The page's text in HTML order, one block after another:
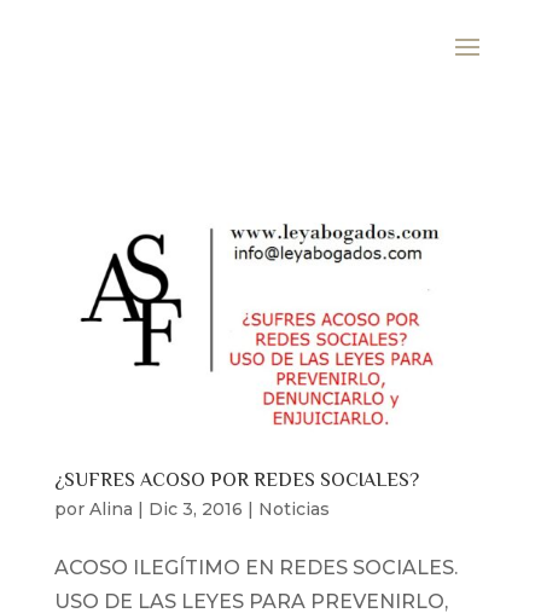
¿SUFRES ACOSO POR REDES SOCIALES?
por Alina | Dic 3, 2016 | Noticias
ACOSO ILEGÍTIMO EN REDES SOCIALES.
USO DE LAS LEYES PARA PREVENIRLO,